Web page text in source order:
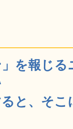
を報じ
と、そ